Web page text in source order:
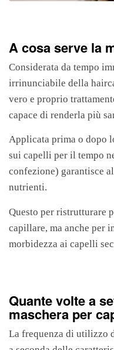
A cosa serve la
Considerata da tempo
irrinunciabile della
vero e proprio
capace di renderla più
Applicata prima o dopo
sui capelli per il tempo
confezione) garantisce
nutrienti.
Questo per ristrutturare
capillare, ma anche per
morbidezza ai capelli
Quante volte a
maschera per
La frequenza di utilizzo